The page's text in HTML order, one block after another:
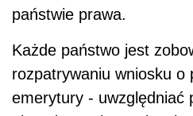
państwie prawa.
Każde państwo jest
rozpatrywaniu wniosku o
emerytury - uwzględniać